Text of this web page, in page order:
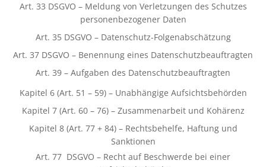
Art. 33 DSGVO – Meldung von Verletzungen des Schutzes
personenbezogener Daten
Art. 35 DSGVO – Datenschutz-Folgenabschätzung
Art. 37 DSGVO – Benennung eines Datenschutzbeauftragten
Art. 39 – Aufgaben des Datenschutzbeauftragten
Kapitel 6 (Art. 51 – 59) – Unabhängige Aufsichtsbehörden
Kapitel 7 (Art. 60 – 76) – Zusammenarbeit und Kohärenz
Kapitel 8 (Art. 77 + 84) – Rechtsbehelfe, Haftung und
Sanktionen
Art. 77 DSGVO – Recht auf Beschwerde bei einer